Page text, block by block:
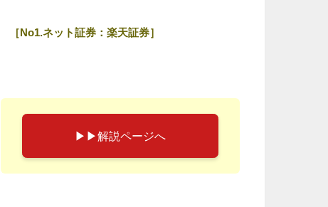
［No1.ネット証券：楽天証券］
▶︎▶︎解説ページへ